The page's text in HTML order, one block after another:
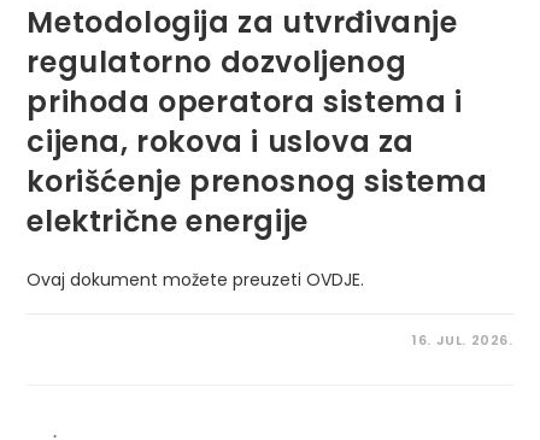
Metodologija za utvrđivanje
regulatorno dozvoljenog
prihoda operatora sistema i
cijena, rokova i uslova za
korišćenje prenosnog sistema
električne energije
Ovaj dokument možete preuzeti OVDJE.
16. JUL. 2026.